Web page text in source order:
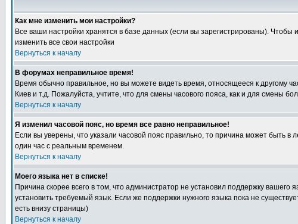
Как мне изменить мои настройки?
Все ваши настройки хранятся в базе данных (если вы зарегистрированы). Чтобы
изменить все свои настройки
Вернуться к началу
В форумах неправильное время!
Время обычно правильное, но вы можете видеть время, относящееся к другому
Киев и т.д. Пожалуйста, учтите, что для смены часового пояса, как и для смены
Вернуться к началу
Я изменил часовой пояс, но время все равно неправильное!
Если вы уверены, что указали часовой пояс правильно, то причина может быть
один час с реальным временем.
Вернуться к началу
Моего языка нет в списке!
Причина скорее всего в том, что администратор не установил поддержку
установить требуемый язык. Если же поддержки нужного языка пока не
есть внизу страницы)
Вернуться к началу